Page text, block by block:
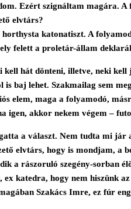
Ezért szignáltam magára.
elvtárs?
horthysta katonatiszt. A
felett a proletár-állam
kell hát dönteni, illetve, neki
is baj lehet. Szakmailag sem
elem, maga a folyamodó,
igen, akkor nekem végem –
a választ. Nem tudta mi
elvtárs, hogy is mondjam, a
a rászoruló szegény-sorban
katedra, hogy nem hiszünk
Szakács Imre, ez fúr